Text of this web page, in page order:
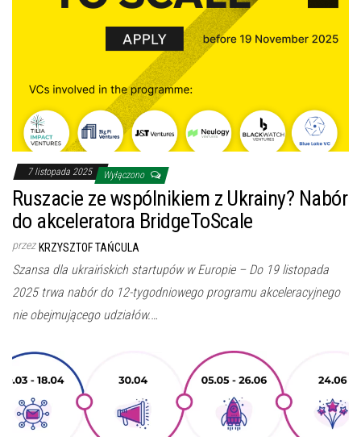
7 listopada 2025 Wyłączono
Ruszacie ze wspólnikiem z Ukrainy? Nabór
do akceleratora BridgeToScale
przez KRZYSZTOF TAŃCULA
Szansa dla ukraińskich startupów w Europie – Do 19 listopada
2025 trwa nabór do 12-tygodniowego programu akceleracyjnego
nie obejmującego udziałów.…